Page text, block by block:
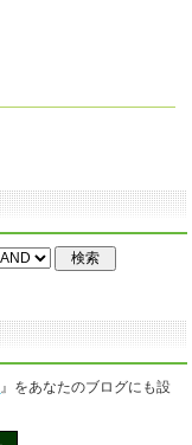
』をあなたのブログにも設